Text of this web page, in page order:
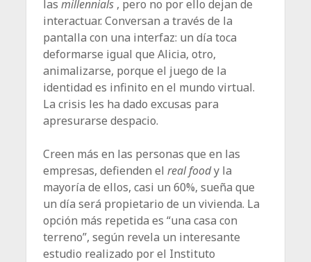
las millennials , pero no por ello dejan de
interactuar. Conversan a través de la
pantalla con una interfaz: un día toca
deformarse igual que Alicia, otro,
animalizarse, porque el juego de la
identidad es infinito en el mundo virtual.
La crisis les ha dado excusas para
apresurarse despacio.
Creen más en las personas que en las
empresas, defienden el real foody la
mayoría de ellos, casi un 60%, sueña que
un día será propietario de un vivienda. La
opción más repetida es “una casa con
terreno”, según revela un interesante
estudio realizado por el Instituto